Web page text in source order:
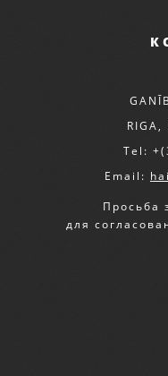
RIGA,
Tel:
Email:
Просьба
для